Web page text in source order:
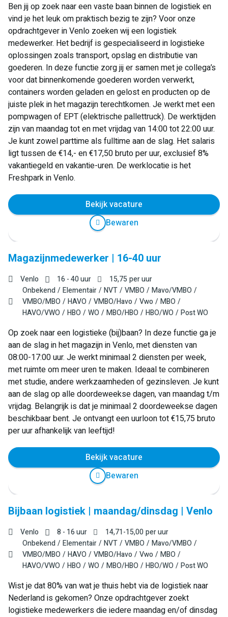
Ben jij op zoek naar een vaste baan binnen de logistiek en
vind je het leuk om praktisch bezig te zijn? Voor onze
opdrachtgever in Venlo zoeken wij een logistiek
medewerker. Het bedrijf is gespecialiseerd in logistieke
oplossingen zoals transport, opslag en distributie van
goederen. In deze functie zorg jij er samen met je collega’s
voor dat binnenkomende goederen worden verwerkt,
containers worden geladen en gelost en producten op de
juiste plek in het magazijn terechtkomen. Je werkt met een
pompwagen of EPT (elektrische pallettruck). De werktijden
zijn van maandag tot en met vrijdag van 14:00 tot 22:00 uur.
Je kunt zowel parttime als fulltime aan de slag. Het salaris
ligt tussen de €14,- en €17,50 bruto per uur, exclusief 8%
vakantiegeld en vakantie-uren. De werklocatie is het
Freshpark in Venlo.
Bekijk vacature
Bewaren
Magazijnmedewerker | 16-40 uur
Venlo 16 - 40 uur 15,75per uur
Onbekend
Elementair NVT VMBO
Mavo/VMBO
VMBO/MBO
HAVO VMBO/Havo Vwo
MBO
HAVO/VWO
HBO WO MBO/HBO HBO/WO Post WO
Op zoek naar een logistieke (bij)baan? In deze functie ga je
aan de slag in het magazijn in Venlo, met diensten van
08:00-17:00 uur. Je werkt minimaal 2 diensten per week,
met ruimte om meer uren te maken. Ideaal te combineren
met studie, andere werkzaamheden of gezinsleven. Je kunt
aan de slag op alle doordeweekse dagen, van maandag t/m
vrijdag. Belangrijk is dat je minimaal 2 doordeweekse dagen
beschikbaar bent. Je ontvangt een uurloon tot €15,75 bruto
per uur afhankelijk van leeftijd!
Bekijk vacature
Bewaren
Bijbaan logistiek | maandag/dinsdag | Venlo
Venlo 8 - 16 uur 14,71-15,00per uur
Onbekend
Elementair NVT VMBO
Mavo/VMBO
VMBO/MBO
HAVO VMBO/Havo Vwo
MBO
HAVO/VWO
HBO WO MBO/HBO HBO/WO Post WO
Wist je dat 80% van wat je thuis hebt via de logistiek naar
Nederland is gekomen? Onze opdrachtgever zoekt
logistieke medewerkers die iedere maandag en/of dinsdag